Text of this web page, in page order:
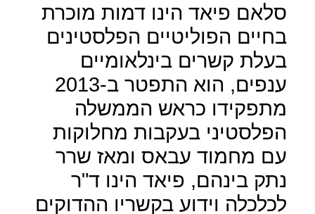
סלאם פיאד הינו דמות מוכרת
בחיים הפוליטיים הפלסטינים
בעלת קשרים בינלאומיים
ענפים, הוא התפטר ב-2013
מתפקידו כראש הממשלה
הפלסטיני בעקבות מחלוקות
עם מחמוד עבאס ומאז שרר
נתק בינהם, פיאד הינו ד"ר
לכלכלה וידוע בקשריו ההדוקים